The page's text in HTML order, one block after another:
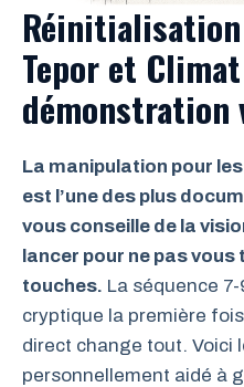
Tepor et
démonstration
La manipulation pour
est l’une des plus
vous conseille de la
lancer pour ne pas
touches. La séquence
cryptique la première
direct change tout. Voici
personnellement aidé à